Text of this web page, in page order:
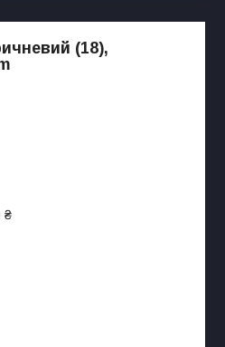
(18),
₴